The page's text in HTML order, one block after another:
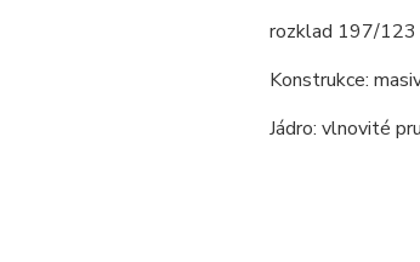
rozklad 197/123
Konstrukce:
Jádro: vlnovité